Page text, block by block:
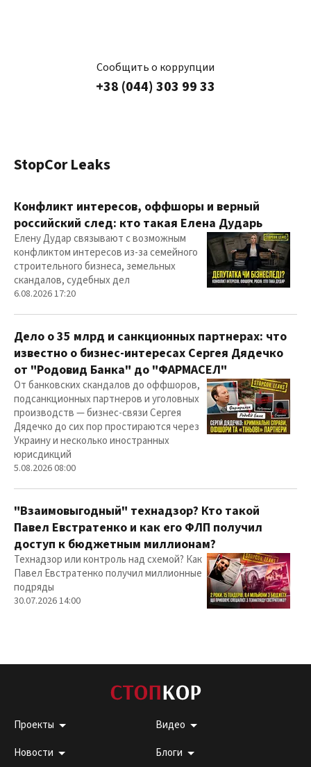
Сообщить о коррупции
+38 (044) 303 99 33
StopCor Leaks
Конфликт интересов, оффшоры и верный
российский след: кто такая Елена Дударь
Елену Дудар связывают с возможным
конфликтом интересов из-за семейного
строительного бизнеса, земельных
скандалов, судебных дел
6.08.2026 17:20
Дело о 35 млрд и санкционных партнерах: что
известно о бизнес-интересах Сергея Дядечко
от "Родовид Банка" до "ФАРМАСЕЛ"
От банковских скандалов до оффшоров,
подсанкционных партнеров и уголовных
производств — бизнес-связи Сергея
Дядечко до сих пор простираются через
Украину и несколько иностранных
юрисдикций
5.08.2026 08:00
"Взаимовыгодный" технадзор? Кто такой
Павел Евстратенко и как его ФЛП получил
доступ к бюджетным миллионам?
Технадзор или контроль над схемой? Как
Павел Евстратенко получил миллионные
подряды
30.07.2026 14:00
Проекты
Видео
Новости
Блоги